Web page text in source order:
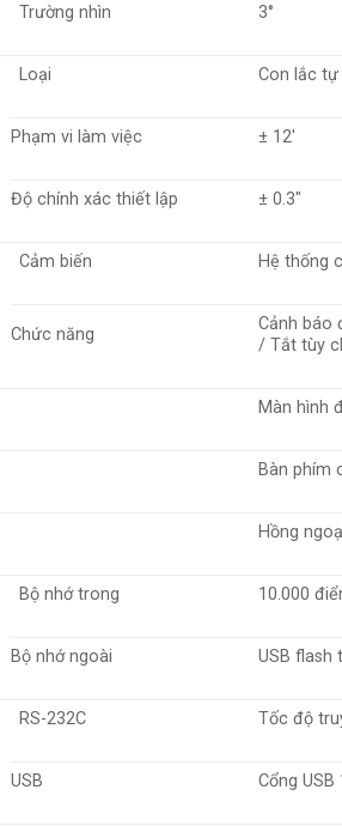
Trường nhìn 3°
Loại Con lắc
Phạm vi làm việc ± 12′
Độ chính xác thiết lập ± 0.3″
Cảm biến Hệ thống
Chức năng
Cảnh báo
/ Tắt tùy
Màn hình
Bàn phím
Hồng
Bộ nhớ trong 10.000
Bộ nhớ ngoài USB flash
RS-232C Tốc độ
USB Cổng